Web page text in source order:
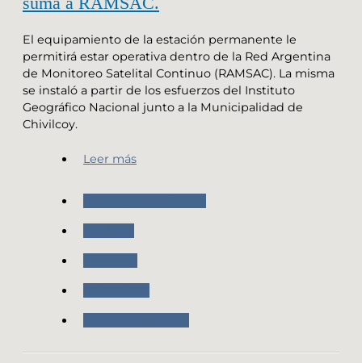
El equipamiento de la estación permanente le
permitirá estar operativa dentro de la Red Argentina
de Monitoreo Satelital Continuo (RAMSAC). La misma
se instaló a partir de los esfuerzos del Instituto
Geográfico Nacional junto a la Municipalidad de
Chivilcoy.
Leer más